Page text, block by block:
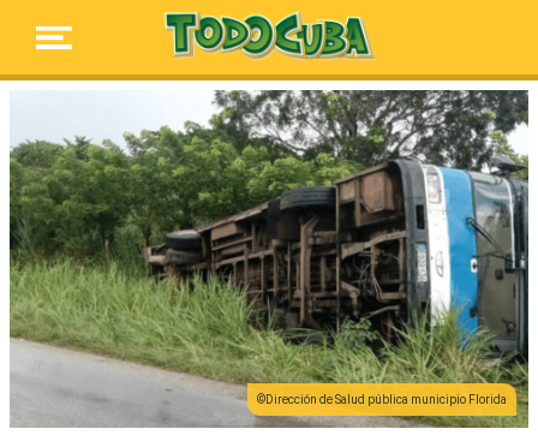
Dirección de Salud pública municipio Florida